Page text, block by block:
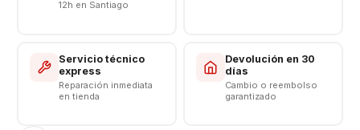
12h en Santiago
Servicio técnico
express
Reparación inmediata
en tienda
Devolución en 30
días
Cambio o reembolso
garantizado